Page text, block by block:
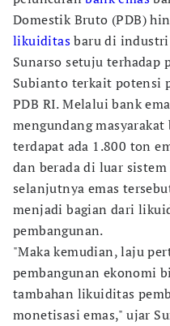
Domestik Bruto (PDB)
likuiditasbaru di
Sunarso setuju terhadap
Subianto terkait potensi
PDB RI. Melalui bank
mengundang
terdapat ada 1.800 ton
dan berada di luar
selanjutnya emas
menjadi bagian dari
pembangunan.
"Maka kemudian, laju
pembangunan ekonomi
tambahan likuiditas
monetisasi emas," ujar